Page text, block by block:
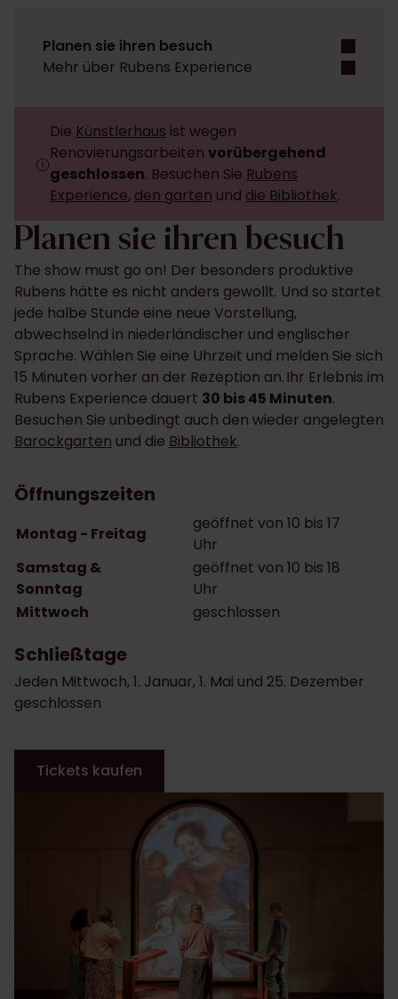
Die Künstlerhaus ist wegen
Renovierungsarbeiten vorübergehend
geschlossen. Besuchen Sie Rubens
Experience, den garten und die Bibliothek.
Planen sie ihren besuch
The show must go on! Der besonders produktive
Rubens hätte es nicht anders gewollt. Und so ​​startet
jede halbe Stunde eine neue Vorstellung,
abwechselnd in niederländischer und englischer
Sprache. Wählen Sie eine Uhrzeit und melden Sie sich
​​15 Minuten vorher an der Rezeption an. Ihr Erlebnis im
Rubens Experience dauert 30 bis 45 Minuten.
Besuchen Sie unbedingt auch den wieder angelegten
Barockgarten und die Bibliothek.
Öffnungszeiten
Montag - Freitag
geöffnet von 10 bis 17
Uhr
Samstag &
Sonntag
geöffnet von 10 bis 18
Uhr
Mittwoch
geschlossen
Schließtage
Jeden Mittwoch, 1. Januar, 1. Mai und 25. Dezember
geschlossen
Tickets kaufen
Planen sie ihren besuch
Mehr über Rubens Experience